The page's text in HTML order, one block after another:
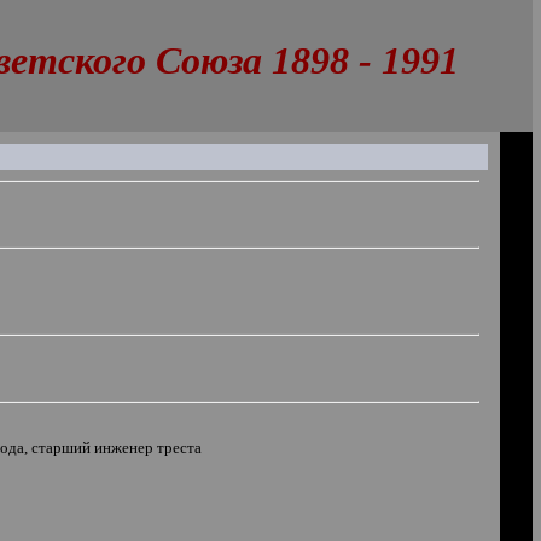
Союза 1898 - 1991
старший инженер треста